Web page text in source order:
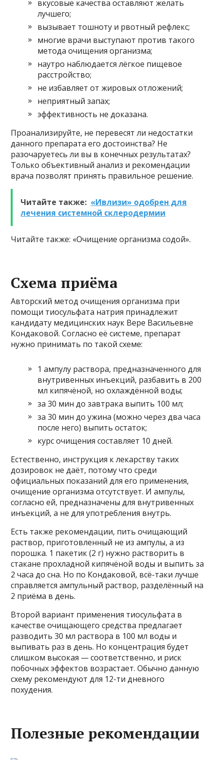
вкусовые качества оставляют желать
лучшего;
вызывает тошноту и рвотный рефлекс;
многие врачи выступают против такого
метода очищения организма;
наутро наблюдается лёгкое пищевое
расстройство;
не избавляет от жировых отложений;
неприятный запах;
эффективность не доказана.
Проанализируйте, не перевесят ли недостатки
данного препарата его достоинства? Не
разочаруетесь ли вы в конечных результатах?
Только объективный анализ и рекомендации
врача позволят принять правильное решение.
Читайте также: «Ивлизи» одобрен для
лечения системной склеродермии
Читайте также: «Очищение организма содой».
Схема приёма
Авторский метод очищения организма при
помощи тиосульфата натрия принадлежит
кандидату медицинских наук Вере Васильевне
Кондаковой. Согласно её системе, препарат
нужно принимать по такой схеме:
1 ампулу раствора, предназначенного для
внутривенных инъекций, разбавить в 200
мл кипячёной, но охлаждённой воды;
за 30 мин до завтрака выпить 100 мл;
за 30 мин до ужина (можно через два часа
после него) выпить остаток;
курс очищения составляет 10 дней.
Естественно, инструкция к лекарству таких
дозировок не даёт, потому что среди
официальных показаний для его применения,
очищение организма отсутствует. И ампулы,
согласно ей, предназначены для внутривенных
инъекций, а не для употребления внутрь.
Есть также рекомендации, пить очищающий
раствор, приготовленный не из ампулы, а из
порошка. 1 пакетик (2 г) нужно растворить в
стакане прохладной кипячёной воды и выпить за
2 часа до сна. Но по Кондаковой, всё-таки лучше
справляется ампульный раствор, разделённый на
2 приёма в день.
Второй вариант применения тиосульфата в
качестве очищающего средства предлагает
разводить 30 мл раствора в 100 мл воды и
выпивать раз в день. Но концентрация будет
слишком высокая — соответственно, и риск
побочных эффектов возрастает. Обычно данную
схему рекомендуют для 12-ти дневного
похудения.
Полезные рекомендации